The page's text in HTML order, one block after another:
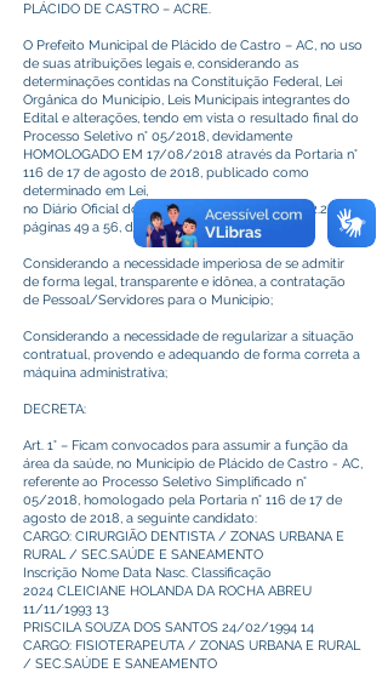
PLÁCIDO DE CASTRO – ACRE.
O Prefeito Municipal de Plácido de Castro – AC, no uso
de suas atribuições legais e, considerando as
determinações contidas na Constituição Federal, Lei
Orgânica do Município, Leis Municipais integrantes do
Edital e alterações, tendo em vista o resultado final do
Processo Seletivo n° 05/2018, devidamente
HOMOLOGADO EM 17/08/2018 através da Portaria n°
116 de 17 de agosto de 2018, publicado como
determinado em Lei,
no Diário Oficial do Estado do Acre, edição n° 12.272,
páginas 49 a 56, de 23 de agosto de 2018.
Considerando a necessidade imperiosa de se admitir
de forma legal, transparente e idônea, a contratação
de Pessoal/Servidores para o Município;
Considerando a necessidade de regularizar a situação
contratual, provendo e adequando de forma correta a
máquina administrativa;
DECRETA:
Art. 1° – Ficam convocados para assumir a função da
área da saúde, no Município de Plácido de Castro - AC,
referente ao Processo Seletivo Simplificado n°
05/2018, homologado pela Portaria n° 116 de 17 de
agosto de 2018, a seguinte candidato:
CARGO: CIRURGIÃO DENTISTA / ZONAS URBANA E
RURAL / SEC.SAÚDE E SANEAMENTO
Inscrição Nome Data Nasc. Classificação
2024 CLEICIANE HOLANDA DA ROCHA ABREU
11/11/1993 13
PRISCILA SOUZA DOS SANTOS 24/02/1994 14
CARGO: FISIOTERAPEUTA / ZONAS URBANA E RURAL
/ SEC.SAÚDE E SANEAMENTO